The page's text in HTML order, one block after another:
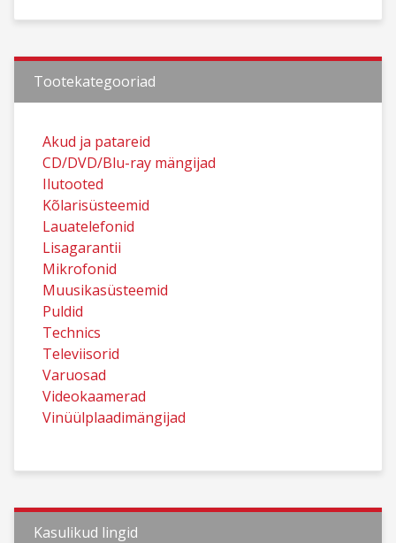
Tootekategooriad
Akud ja patareid
CD/DVD/Blu-ray mängijad
Ilutooted
Kõlarisüsteemid
Lauatelefonid
Lisagarantii
Mikrofonid
Muusikasüsteemid
Puldid
Technics
Televiisorid
Varuosad
Videokaamerad
Vinüülplaadimängijad
Kasulikud lingid